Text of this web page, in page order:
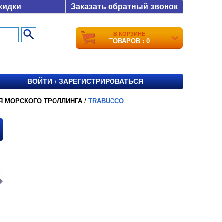
Заказать обратный звонок
В КОРЗИНЕ
ТОВАРОВ : 0
ВОЙТИ / ЗАРЕГИСТРИРОВАТЬСЯ
МОРСКОГО ТРОЛЛИНГА / TRABUCCO